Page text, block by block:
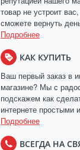
товар не устроит
сможете вернуть
Подробнее
КАК КУПИТЬ
Ваш первый заказ в
магазине? Мы с
подскажем как
интернете простыми
Подробнее
ВСЕГДА НА